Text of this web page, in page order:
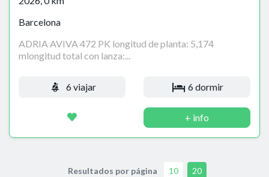
Barcelona
ADRIA AVIVA 472 PK longitud de planta: 5,174
mlongitud total con lanza:...
6 viajar 6 dormir
+ info
Resultados por página 10 20